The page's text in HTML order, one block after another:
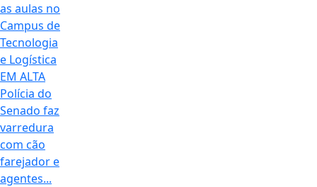
as aulas no
Campus de
Tecnologia
e Logística
EM ALTA
Polícia do
Senado faz
varredura
com cão
farejador e
agentes...